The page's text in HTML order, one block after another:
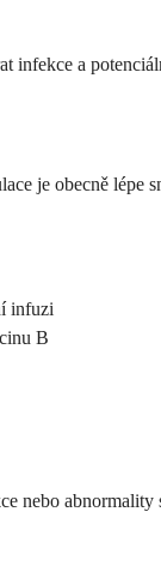
infekce a
je obecně lépe
infuzi
B
nebo